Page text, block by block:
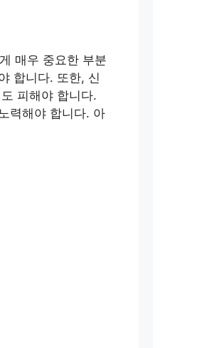
매우 중요한 부분
합니다. 또한, 신
피해야 합니다.
력해야 합니다. 아